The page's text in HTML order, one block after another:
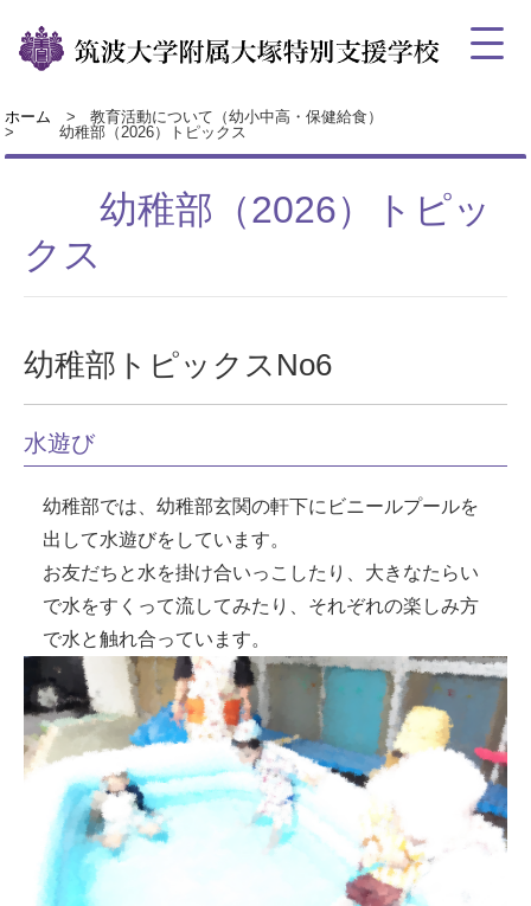
ホーム
教育活動について（幼小中高・保健給食）
幼稚部（2026）トピックス
幼稚部（2026）トピッ
クス
幼稚部トピックスNo6
水遊び
幼稚部では、幼稚部玄関の軒下にビニールプールを
出して水遊びをしています。
お友だちと水を掛け合いっこしたり、大きなたらい
で水をすくって流してみたり、それぞれの楽しみ方
で水と触れ合っています。